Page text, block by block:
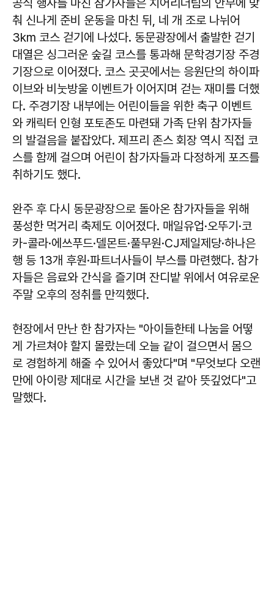
공식 행사를 마친 참가자들은 치어리더팀의 안무에 맞
춰 신나게 준비 운동을 마친 뒤, 네 개 조로 나뉘어
3km 코스 걷기에 나섰다. 동문광장에서 출발한 걷기
대열은 싱그러운 숲길 코스를 통과해 문학경기장 주경
기장으로 이어졌다. 코스 곳곳에서는 응원단의 하이파
이브와 비눗방울 이벤트가 이어지며 걷는 재미를 더했
다. 주경기장 내부에는 어린이들을 위한 축구 이벤트
와 캐릭터 인형 포토존도 마련돼 가족 단위 참가자들
의 발걸음을 붙잡았다. 제프리 존스 회장 역시 직접 코
스를 함께 걸으며 어린이 참가자들과 다정하게 포즈를
취하기도 했다.
완주 후 다시 동문광장으로 돌아온 참가자들을 위해
풍성한 먹거리 축제도 이어졌다. 매일유업·오뚜기·코
카-콜라·에쓰푸드·델몬트·풀무원·CJ제일제당·하나은
행 등 13개 후원·파트너사들이 부스를 마련했다. 참가
자들은 음료와 간식을 즐기며 잔디밭 위에서 여유로운
주말 오후의 정취를 만끽했다.
현장에서 만난 한 참가자는 "아이들한테 나눔을 어떻
게 가르쳐야 할지 몰랐는데 오늘 같이 걸으면서 몸으
로 경험하게 해줄 수 있어서 좋았다"며 "무엇보다 오랜
만에 아이랑 제대로 시간을 보낸 것 같아 뜻깊었다"고
말했다.